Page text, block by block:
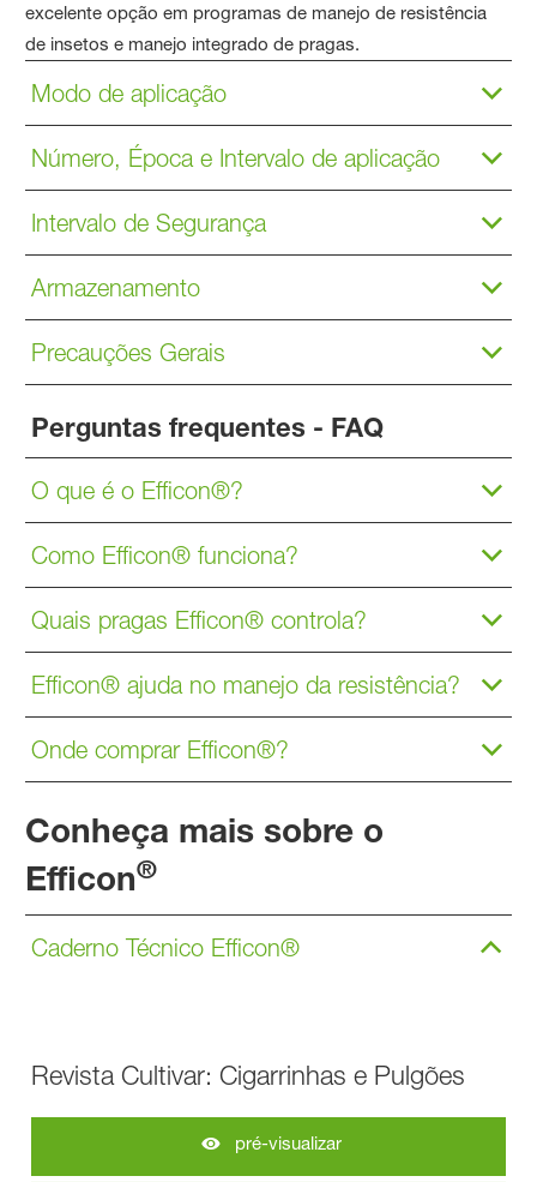
excelente opção em programas de manejo de resistência
de insetos e manejo integrado de pragas.
Modo de aplicação
Número, Época e Intervalo de aplicação
Intervalo de Segurança
Armazenamento
Precauções Gerais
Perguntas frequentes - FAQ
O que é o Efficon®?
Como Efficon® funciona?
Quais pragas Efficon® controla?
Efficon® ajuda no manejo da resistência?
Onde comprar Efficon®?
Conheça mais sobre o
Efficon®
Caderno Técnico Efficon®
Revista Cultivar: Cigarrinhas e Pulgões
pré-visualizar